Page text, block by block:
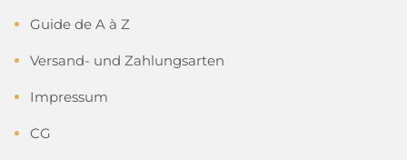
Guide de A à Z
Versand- und Zahlungsarten
Impressum
CG